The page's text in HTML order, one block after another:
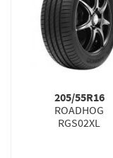
205/55R16
ROADHOG
RGS02XL